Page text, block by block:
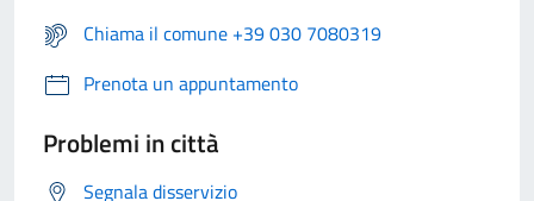
Chiama il comune +39 030 7080319
Prenota un appuntamento
Problemi in città
Segnala disservizio